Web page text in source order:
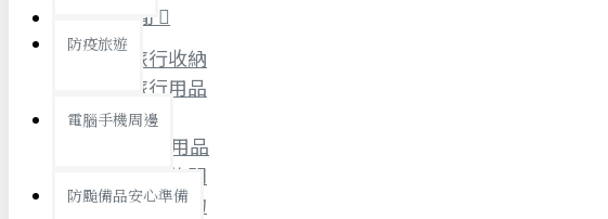
39元專區
節慶熱賣
防疫旅遊
電腦手機周邊
防颱備品安心準備
旅行/休閒
旅行收納
旅行用品
汽機車用品
運動休閒
隨身小物